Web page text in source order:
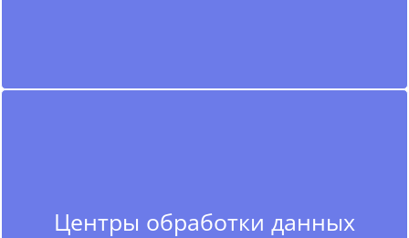
Центры обработки данных